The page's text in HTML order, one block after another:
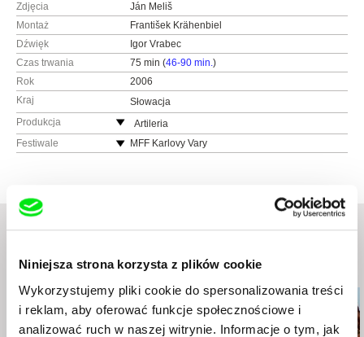
Niniejsza strona korzysta z plików cookie
Wykorzystujemy pliki cookie do spersonalizowania treści
i reklam, aby oferować funkcje społecznościowe i
analizować ruch w naszej witrynie. Informacje o tym, jak
Zdjęcia
Ján Meliš
Montaż
František Krähenbiel
Dźwięk
Igor Vrabec
Czas trwania
75 min (46-90 min.)
Rok
2006
Kraj
Słowacja
Produkcja
Artileria
Słowacja
Festiwale
MFF Karlovy Vary
Podobne filmy (20)